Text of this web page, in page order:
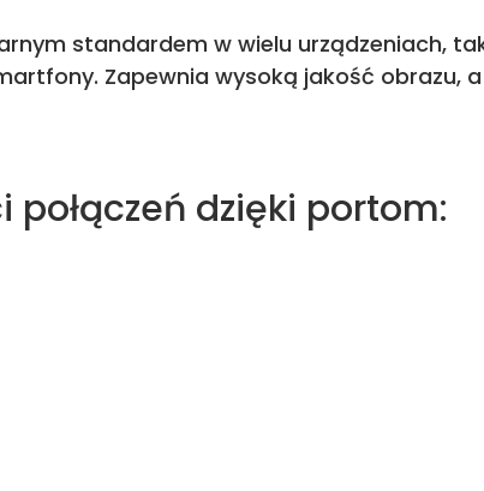
standardem w wielu urządzeniach,
Zapewnia wysoką jakość obrazu,
połączeń dzięki portom: